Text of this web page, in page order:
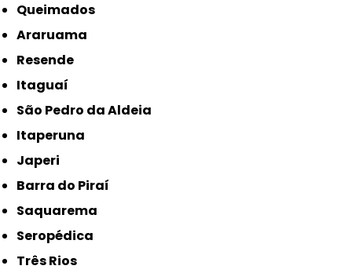
Queimados
Araruama
Resende
Itaguaí
São Pedro da Aldeia
Itaperuna
Japeri
Barra do Piraí
Saquarema
Seropédica
Três Rios